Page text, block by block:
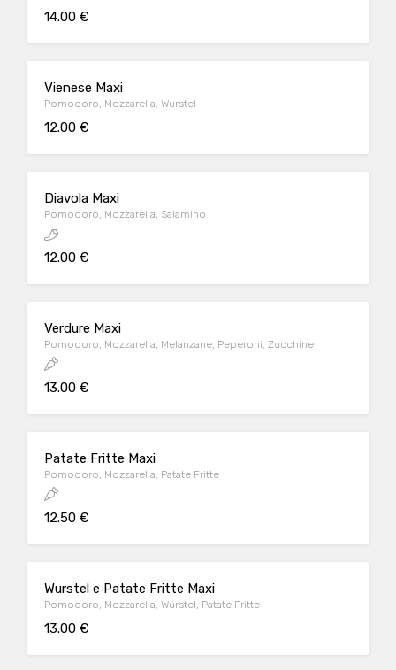
14.00 €
Vienese Maxi
Pomodoro, Mozzarella, Wurstel
12.00 €
Diavola Maxi
Pomodoro, Mozzarella, Salamino
12.00 €
Verdure Maxi
Pomodoro, Mozzarella, Melanzane, Peperoni, Zucchine
13.00 €
Patate Fritte Maxi
Pomodoro, Mozzarella, Patate Fritte
12.50 €
Wurstel e Patate Fritte Maxi
Pomodoro, Mozzarella, Würstel, Patate Fritte
13.00 €